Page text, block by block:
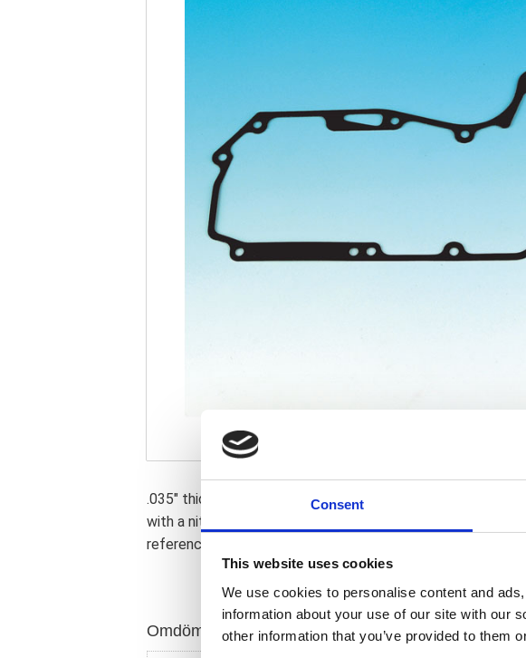
Consent
This website uses cookies
We use cookies to personalise content and
information about your use of our site with our
other information that you’ve provided to them
.035" thick Foamet. Final crush .022". Foamet gasket
with a nitrile synthetic rubber foam layer bonded to both
reference 25263-86.
Omdömen